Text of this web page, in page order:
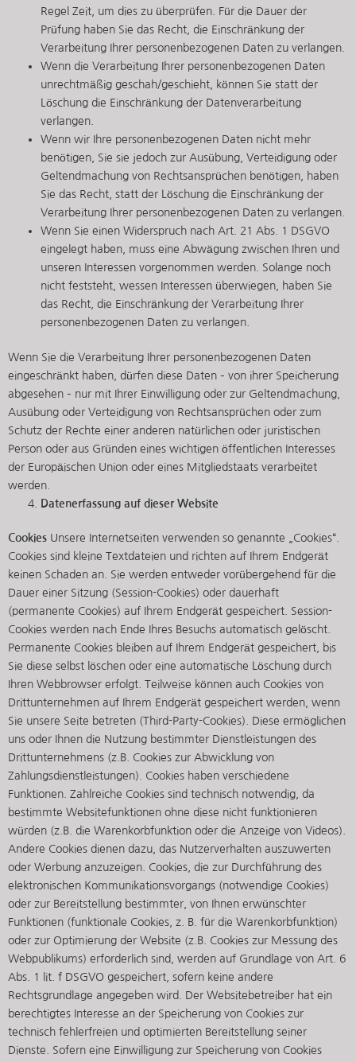
Regel Zeit, um dies zu überprüfen. Für die Dauer der
Prüfung haben Sie das Recht, die Einschränkung der
Verarbeitung Ihrer personenbezogenen Daten zu verlangen.
Wenn die Verarbeitung Ihrer personenbezogenen Daten
unrechtmäßig geschah/geschieht, können Sie statt der
Löschung die Einschränkung der Datenverarbeitung
verlangen.
Wenn wir Ihre personenbezogenen Daten nicht mehr
benötigen, Sie sie jedoch zur Ausübung, Verteidigung oder
Geltendmachung von Rechtsansprüchen benötigen, haben
Sie das Recht, statt der Löschung die Einschränkung der
Verarbeitung Ihrer personenbezogenen Daten zu verlangen.
Wenn Sie einen Widerspruch nach Art. 21 Abs. 1 DSGVO
eingelegt haben, muss eine Abwägung zwischen Ihren und
unseren Interessen vorgenommen werden. Solange noch
nicht feststeht, wessen Interessen überwiegen, haben Sie
das Recht, die Einschränkung der Verarbeitung Ihrer
personenbezogenen Daten zu verlangen.
Wenn Sie die Verarbeitung Ihrer personenbezogenen Daten
eingeschränkt haben, dürfen diese Daten – von ihrer Speicherung
abgesehen – nur mit Ihrer Einwilligung oder zur Geltendmachung,
Ausübung oder Verteidigung von Rechtsansprüchen oder zum
Schutz der Rechte einer anderen natürlichen oder juristischen
Person oder aus Gründen eines wichtigen öffentlichen Interesses
der Europäischen Union oder eines Mitgliedstaats verarbeitet
werden.
Datenerfassung auf dieser Website
Cookies Unsere Internetseiten verwenden so genannte „Cookies“.
Cookies sind kleine Textdateien und richten auf Ihrem Endgerät
keinen Schaden an. Sie werden entweder vorübergehend für die
Dauer einer Sitzung (Session-Cookies) oder dauerhaft
(permanente Cookies) auf Ihrem Endgerät gespeichert. Session-
Cookies werden nach Ende Ihres Besuchs automatisch gelöscht.
Permanente Cookies bleiben auf Ihrem Endgerät gespeichert, bis
Sie diese selbst löschen oder eine automatische Löschung durch
Ihren Webbrowser erfolgt. Teilweise können auch Cookies von
Drittunternehmen auf Ihrem Endgerät gespeichert werden, wenn
Sie unsere Seite betreten (Third-Party-Cookies). Diese ermöglichen
uns oder Ihnen die Nutzung bestimmter Dienstleistungen des
Drittunternehmens (z.B. Cookies zur Abwicklung von
Zahlungsdienstleistungen). Cookies haben verschiedene
Funktionen. Zahlreiche Cookies sind technisch notwendig, da
bestimmte Websitefunktionen ohne diese nicht funktionieren
würden (z.B. die Warenkorbfunktion oder die Anzeige von Videos).
Andere Cookies dienen dazu, das Nutzerverhalten auszuwerten
oder Werbung anzuzeigen. Cookies, die zur Durchführung des
elektronischen Kommunikationsvorgangs (notwendige Cookies)
oder zur Bereitstellung bestimmter, von Ihnen erwünschter
Funktionen (funktionale Cookies, z. B. für die Warenkorbfunktion)
oder zur Optimierung der Website (z.B. Cookies zur Messung des
Webpublikums) erforderlich sind, werden auf Grundlage von Art. 6
Abs. 1 lit. f DSGVO gespeichert, sofern keine andere
Rechtsgrundlage angegeben wird. Der Websitebetreiber hat ein
berechtigtes Interesse an der Speicherung von Cookies zur
technisch fehlerfreien und optimierten Bereitstellung seiner
Dienste. Sofern eine Einwilligung zur Speicherung von Cookies